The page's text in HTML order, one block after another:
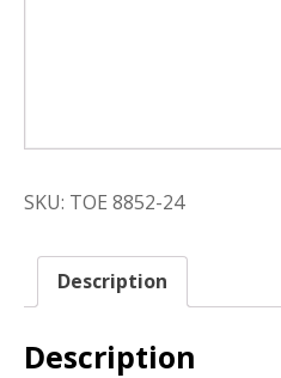
SKU: TOE 8852-24
Description
Description